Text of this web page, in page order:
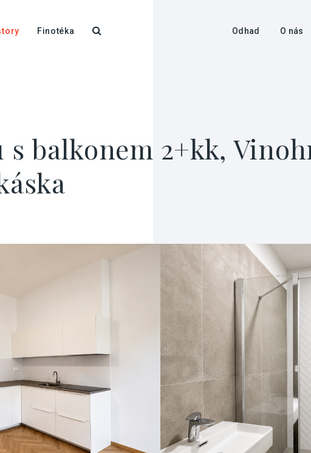
Finotéka Odhad O nás
balkonem 2+kk,